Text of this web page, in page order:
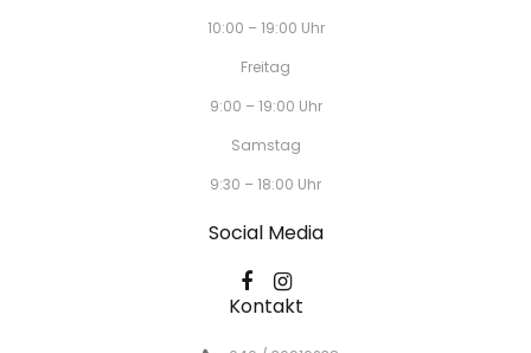
10:00 – 19:00 Uhr
Freitag
9:00 – 19:00 Uhr
Samstag
9:30 – 18:00 Uhr
Social Media
Kontakt